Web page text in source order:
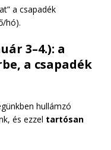
a csapadék
hó).
3–4.): a
a csapadék
hullámzó
és ezzel tartósan